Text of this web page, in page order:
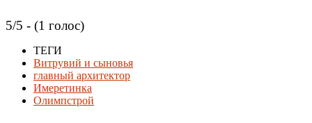
5/5 - (1 голос)
ТЕГИ
Витрувий и сыновья
главный архитектор
Имеретинка
Олимпстрой